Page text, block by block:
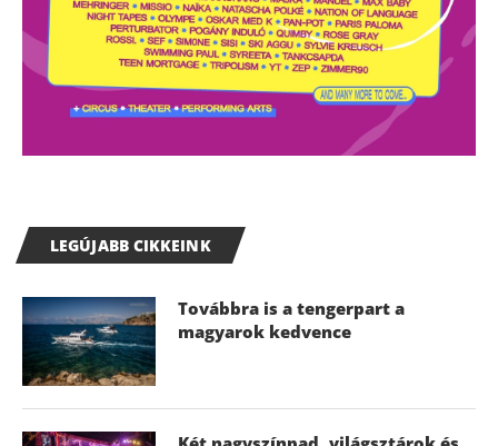
LEGÚJABB CIKKEINK
Továbbra is a tengerpart a
magyarok kedvence